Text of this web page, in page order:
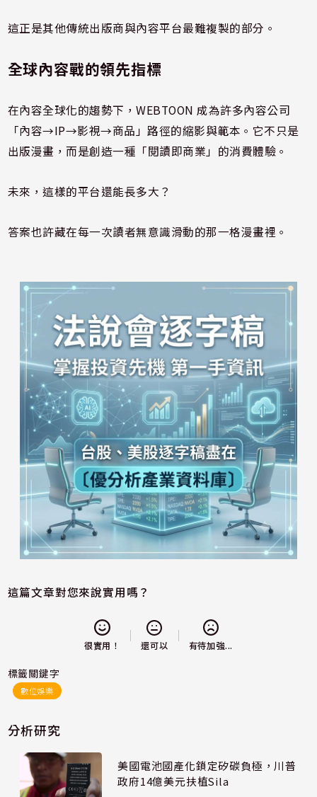
這正是其他傳統出版商與內容平台最難複製的部分。
全球內容戰的領先指標
在內容全球化的趨勢下，WEBTOON 成為許多內容公司
「內容→IP→影視→商品」路徑的縮影與範本。它不只是
出版漫畫，而是創造一種「閱讀即商業」的消費體驗。
未來，這樣的平台還能長多大？
答案也許藏在每一次讀者無意識滑動的那一格漫畫裡。
這篇文章對您來說實用嗎？
很實用！ 還可以 有待加強...
標籤關鍵字
數位娛樂
分析研究
美國電池國產化鎖定矽碳負極，川普
政府14億美元扶植Sila